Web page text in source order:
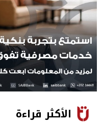
الأكثر قراءة